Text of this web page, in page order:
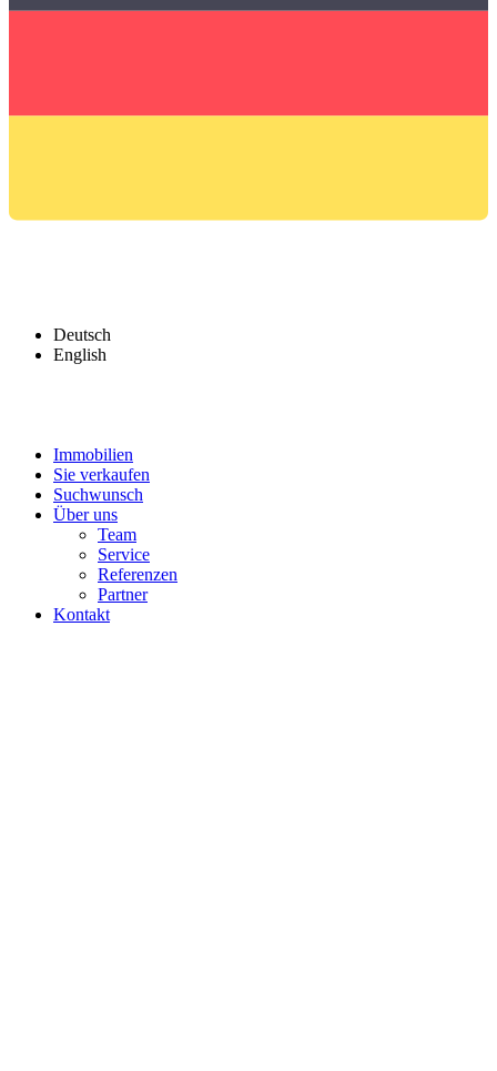
Deutsch
English
Immobilien
Sie verkaufen
Suchwunsch
Über uns
Team
Service
Referenzen
Partner
Kontakt